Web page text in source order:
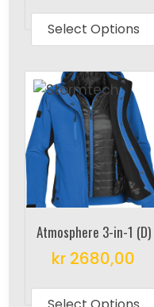
Select Options
Atmosphere 3-in-1 (D)
kr 2680,00